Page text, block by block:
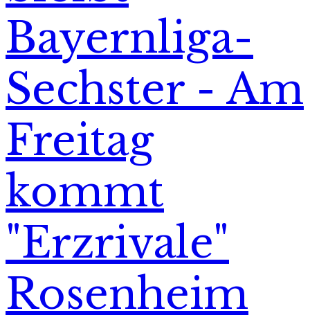
Bayernliga-
Sechster - Am
Freitag
kommt
"Erzrivale"
Rosenheim